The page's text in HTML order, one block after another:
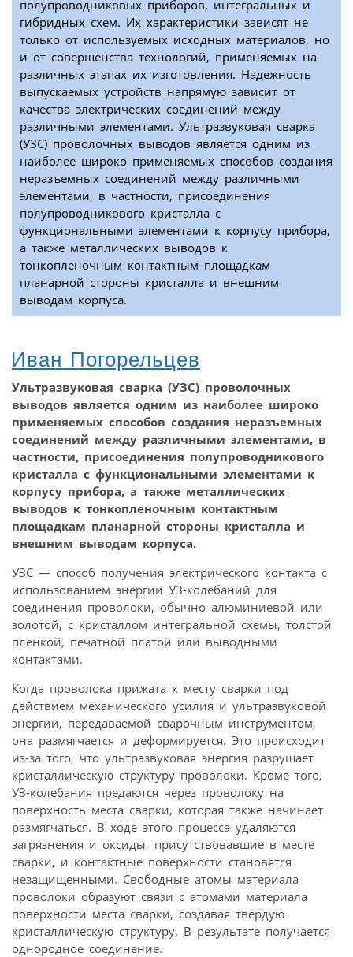
полупроводниковых приборов, интегральных и
гибридных схем. Их характеристики зависят не
только от используемых исходных материалов, но
и от совершенства технологий, применяемых на
различных этапах их изготовления. Надежность
выпускаемых устройств напрямую зависит от
качества электрических соединений между
различными элементами. Ультразвуковая сварка
(УЗС) проволочных выводов является одним из
наиболее широко применяемых способов создания
неразъемных соединений между различными
элементами, в частности, присоединения
полупроводникового кристалла с
функциональными элементами к корпусу прибора,
а также металлических выводов к
тонкопленочным контактным площадкам
планарной стороны кристалла и внешним
выводам корпуса.
Иван Погорельцев
Ультразвуковая сварка (УЗС) проволочных
выводов является одним из наиболее широко
применяемых способов создания неразъемных
соединений между различными элементами, в
частности, присоединения полупроводникового
кристалла с функциональными элементами к
корпусу прибора, а также металлических
выводов к тонкопленочным контактным
площадкам планарной стороны кристалла и
внешним выводам корпуса.
УЗС — способ получения электрического контакта с
использованием энергии УЗ-колебаний для
соединения проволоки, обычно алюминиевой или
золотой, с кристаллом интегральной схемы, толстой
пленкой, печатной платой или выводными
контактами.
Когда проволока прижата к месту сварки под
действием механического усилия и ультразвуковой
энергии, передаваемой сварочным инструментом,
она размягчается и деформируется. Это происходит
из-за того, что ультразвуковая энергия разрушает
кристаллическую структуру проволоки. Кроме того,
УЗ-колебания предаются через проволоку на
поверхность места сварки, которая также начинает
размягчаться. В ходе этого процесса удаляются
загрязнения и оксиды, присутствовавшие в месте
сварки, и контактные поверхности становятся
незащищенными. Свободные атомы материала
проволоки образуют связи с атомами материала
поверхности места сварки, создавая твердую
кристаллическую структуру. В результате получается
однородное соединение.